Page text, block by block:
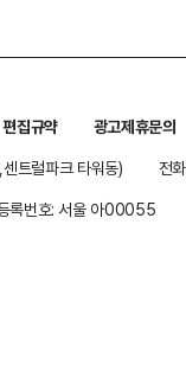
편집규약
광고제휴문의
트럴파크 타워동)
전
록번호: 서울 아00055